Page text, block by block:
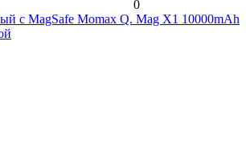
0
с MagSafe Momax Q. Mag X1 10000mAh